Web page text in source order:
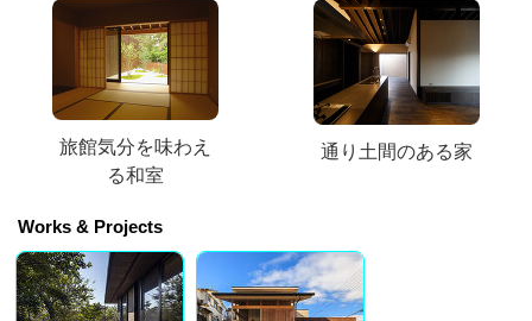
旅館気分を味わえ
る和室
通り土間のある家
Works & Projects